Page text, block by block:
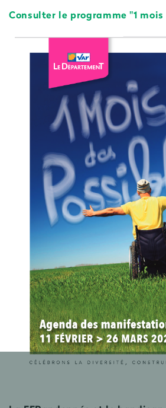
Consulter le programme "1